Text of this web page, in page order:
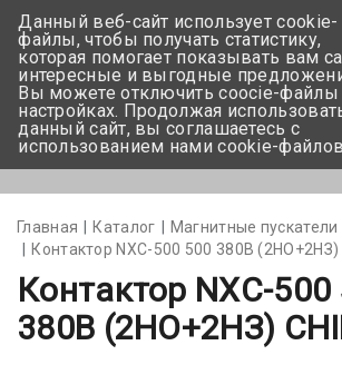
Главная Каталог Магнитные пускатели
Контактор NXC-500 500 380В (2НО+2НЗ)
Контактор NXC-500
380В (2НО+2НЗ)
Данный веб-сайт использует cookie-
файлы, чтобы получать статистику,
которая помогает показывать вам
интересные и выгодные
Вы можете отключить coocie-файлы
настройках. Продолжая
данный сайт, вы соглашаетесь с
использованием нами cookie-